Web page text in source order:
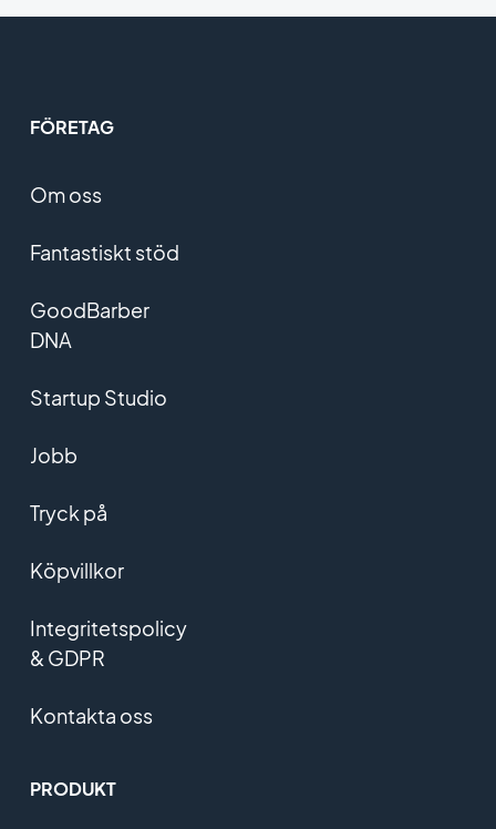
FÖRETAG
Om oss
Fantastiskt stöd
GoodBarber
DNA
Startup Studio
Jobb
Tryck på
Köpvillkor
Integritetspolicy
& GDPR
Kontakta oss
PRODUKT